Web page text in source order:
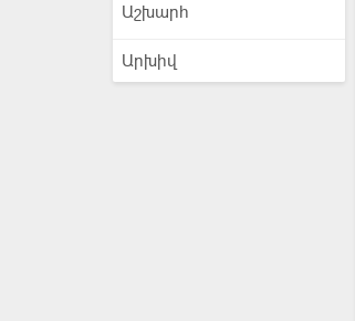
Աշխարհ
Արխիվ